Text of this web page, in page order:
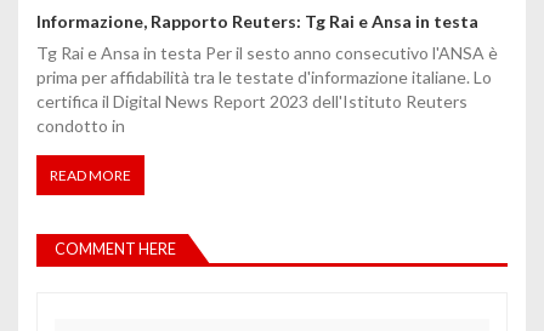
Informazione, Rapporto Reuters: Tg Rai e Ansa in testa
Tg Rai e Ansa in testa Per il sesto anno consecutivo l'ANSA è
prima per affidabilità tra le testate d'informazione italiane. Lo
certifica il Digital News Report 2023 dell'Istituto Reuters
condotto in
READ MORE
COMMENT HERE